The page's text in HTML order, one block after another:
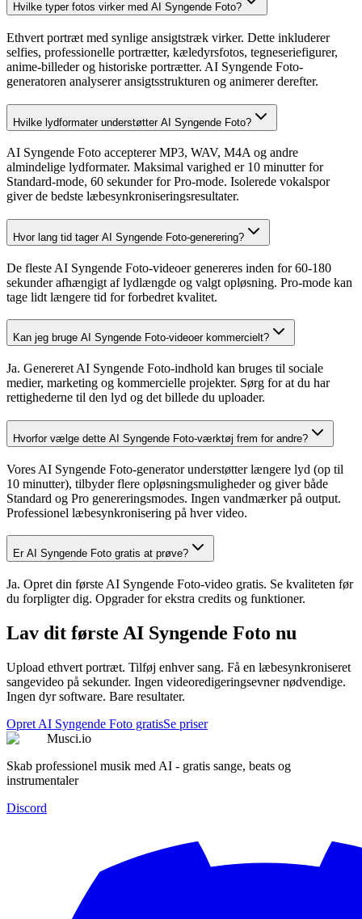
Hvilke typer fotos virker med AI Syngende Foto?
Ethvert portræt med synlige ansigtstræk virker. Dette inkluderer
selfies, professionelle portrætter, kæledyrsfotos, tegneseriefigurer,
anime-billeder og historiske portrætter. AI Syngende Foto-
generatoren analyserer ansigtsstrukturen og animerer derefter.
Hvilke lydformater understøtter AI Syngende Foto?
AI Syngende Foto accepterer MP3, WAV, M4A og andre
almindelige lydformater. Maksimal varighed er 10 minutter for
Standard-mode, 60 sekunder for Pro-mode. Isolerede vokalspor
giver de bedste læbesynkroniseringsresultater.
Hvor lang tid tager AI Syngende Foto-generering?
De fleste AI Syngende Foto-videoer genereres inden for 60-180
sekunder afhængigt af lydlængde og valgt opløsning. Pro-mode kan
tage lidt længere tid for forbedret kvalitet.
Kan jeg bruge AI Syngende Foto-videoer kommercielt?
Ja. Genereret AI Syngende Foto-indhold kan bruges til sociale
medier, marketing og kommercielle projekter. Sørg for at du har
rettighederne til den lyd og det billede du uploader.
Hvorfor vælge dette AI Syngende Foto-værktøj frem for andre?
Vores AI Syngende Foto-generator understøtter længere lyd (op til
10 minutter), tilbyder flere opløsningsmuligheder og giver både
Standard og Pro genereringsmodes. Ingen vandmærker på output.
Professionel læbesynkronisering på hver video.
Er AI Syngende Foto gratis at prøve?
Ja. Opret din første AI Syngende Foto-video gratis. Se kvaliteten før
du forpligter dig. Opgrader for ekstra credits og funktioner.
Lav dit første AI Syngende Foto nu
Upload ethvert portræt. Tilføj enhver sang. Få en læbesynkroniseret
sangevideo på sekunder. Ingen videoredigeringsevner nødvendige.
Ingen dyr software. Bare resultater.
Opret AI Syngende Foto gratisSe priser
Musci.io
Skab professionel musik med AI - gratis sange, beats og
instrumentaler
Discord